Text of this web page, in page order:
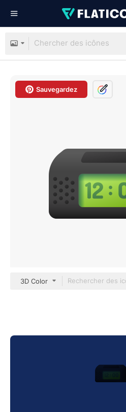
Sauvegardez
3D Color